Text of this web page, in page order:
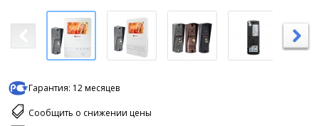
Гарантия: 12 месяцев
Сообщить о снижении цены